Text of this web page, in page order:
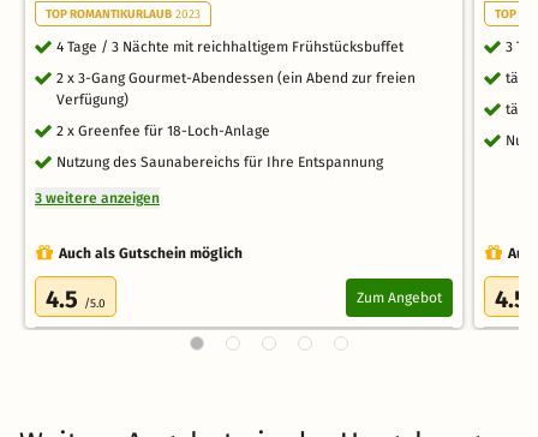
TOP ROMANTIKURLAUB 2023
4 Tage / 3 Nächte mit reichhaltigem Frühstücksbuffet
2 x 3-Gang Gourmet-Abendessen (ein Abend zur freien
Verfügung)
2 x Greenfee für 18-Loch-Anlage
Nutzung des Saunabereichs für Ihre Entspannung
3 weitere anzeigen
Auch als Gutschein möglich
4.5 /5.0 Zum Angebot
TOP
3
4.5